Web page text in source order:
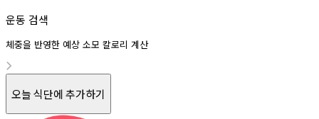
운동 검색
체중을 반영한 예상 소모 칼로리 계산
오늘 식단에 추가하기